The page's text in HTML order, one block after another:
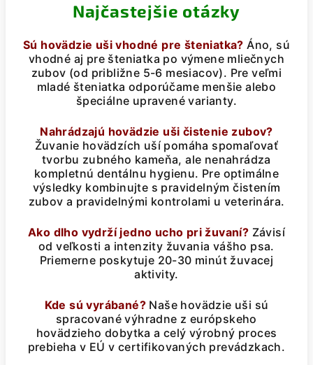
Najčastejšie otázky
Sú hovädzie uši vhodné pre šteniatka? Áno, sú
vhodné aj pre šteniatka po výmene mliečnych
zubov (od približne 5-6 mesiacov). Pre veľmi
mladé šteniatka odporúčame menšie alebo
špeciálne upravené varianty.
Nahrádzajú hovädzie uši čistenie zubov?
Žuvanie hovädzích uší pomáha spomaľovať
tvorbu zubného kameňa, ale nenahrádza
kompletnú dentálnu hygienu. Pre optimálne
výsledky kombinujte s pravidelným čistením
zubov a pravidelnými kontrolami u veterinára.
Ako dlho vydrží jedno ucho pri žuvaní? Závisí
od veľkosti a intenzity žuvania vášho psa.
Priemerne poskytuje 20-30 minút žuvacej
aktivity.
Kde sú vyrábané? Naše hovädzie uši sú
spracované výhradne z európskeho
hovädzieho dobytka a celý výrobný proces
prebieha v EÚ v certifikovaných prevádzkach.